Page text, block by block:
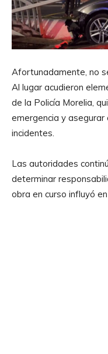
Afortunadamente, no
Al lugar acudieron
de la Policía Morelia,
emergencia y
incidentes.
Las autoridades
determinar
obra en curso influyó